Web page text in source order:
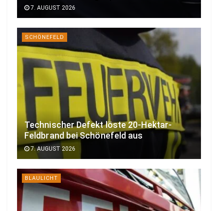
7. AUGUST 2026
SCHÖNEFELD
Technischer Defekt löste 20-Hektar-
Feldbrand bei Schönefeld aus
7. AUGUST 2026
BLAULICHT